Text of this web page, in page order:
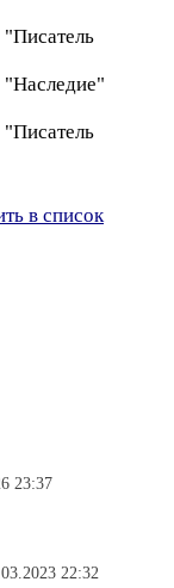
в список
23:37
22:32